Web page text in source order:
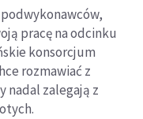
pracę na odcinku
konsorcjum
rozmawiać z
nadal zalegają z